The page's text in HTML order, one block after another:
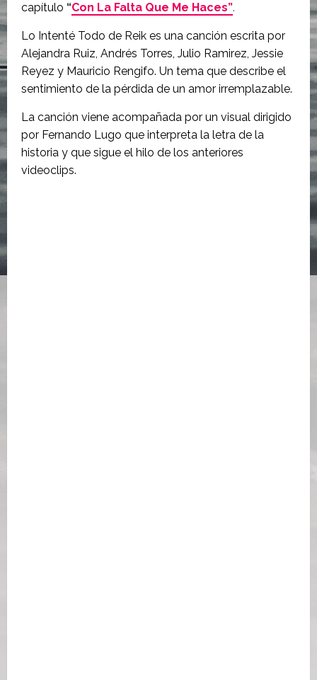
capítulo “Con La Falta Que Me Haces”.
Lo Intenté Todo de Reik es una canción escrita por
Alejandra Ruiz, Andrés Torres, Julio Ramirez, Jessie
Reyez y Mauricio Rengifo. Un tema que describe el
sentimiento de la pérdida de un amor irremplazable.
La canción viene acompañada por un visual dirigido
por Fernando Lugo que interpreta la letra de la
historia y que sigue el hilo de los anteriores
videoclips.